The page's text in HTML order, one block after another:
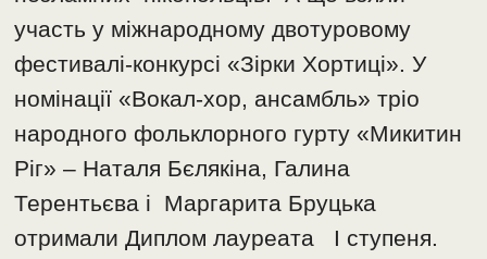
участь у міжнародному двотуровому
фестивалі-конкурсі«Зірки Хортиці». У
номінації «Вокал-хор, ансамбль»тріо
народного фольклорного гурту «Микитин
Ріг» – Наталя Бєлякіна, Галина
Терентьєва і Маргарита Бруцька
отримали Диплом лауреата I ступеня.